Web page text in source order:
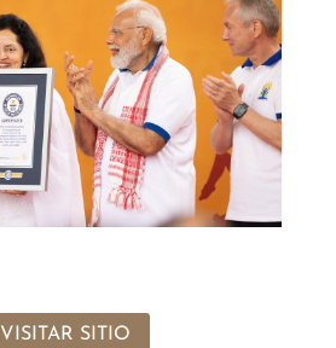
VISITAR SITIO